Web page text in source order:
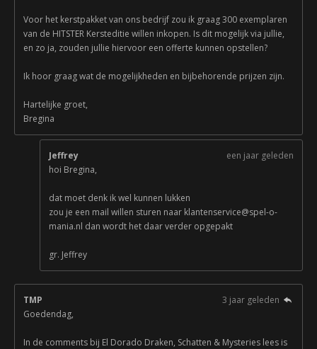
Voor het kerstpakket van ons bedrijf zou ik graag 300 exemplaren
van de HITSTER Kersteditie willen inkopen. Is dit mogelijk via jullie,
en zo ja, zouden jullie hiervoor een offerte kunnen opstellen?
Ik hoor graag wat de mogelijkheden en bijbehorende prijzen zijn.
Hartelijke groet,
Bregina
Jeffrey
een jaar geleden
hoi Bregina,
dat moet denk ik wel kunnen lukken
zou je een mail willen sturen naar klantenservice@spel-o-
mania.nl dan wordt het daar verder opgepakt
gr. Jeffrey
TMP
3 jaar geleden
Goedendag,
In de comments bij El Dorado Draken, Schatten & Mysteries lees is